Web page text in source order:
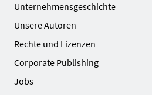
Unternehmensgeschichte
Unsere Autoren
Rechte und Lizenzen
Corporate Publishing
Jobs